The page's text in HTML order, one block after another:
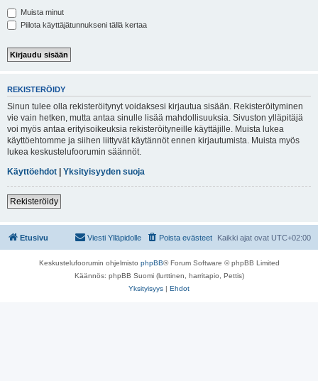
Muista minut
Piilota käyttäjätunnukseni tällä kertaa
REKISTERÖIDY
Sinun tulee olla rekisteröitynyt voidaksesi kirjautua sisään. Rekisteröityminen
vie vain hetken, mutta antaa sinulle lisää mahdollisuuksia. Sivuston ylläpitäjä
voi myös antaa erityisoikeuksia rekisteröityneille käyttäjille. Muista lukea
käyttöehtomme ja siihen liittyvät käytännöt ennen kirjautumista. Muista myös
lukea keskustelufoorumin säännöt.
Käyttöehdot | Yksityisyyden suoja
Rekisteröidy
Etusivu Kaikki ajat ovat UTC+02:00
Poista evästeet
Viesti Ylläpidolle
Keskustelufoorumin ohjelmisto phpBB® Forum Software © phpBB Limited
Käännös: phpBB Suomi (lurttinen, harritapio, Pettis)
Yksityisyys | Ehdot